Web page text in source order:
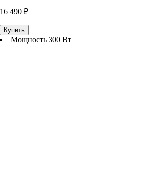
16 490 ₽
Купить
Мощность 300 Вт